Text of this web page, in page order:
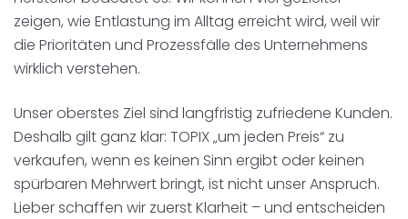
zeigen, wie Entlastung im Alltag erreicht wird, weil wir
die Prioritäten und Prozessfälle des Unternehmens
wirklich verstehen.
Unser oberstes Ziel sind langfristig zufriedene Kunden.
Deshalb gilt ganz klar: TOPIX „um jeden Preis“ zu
verkaufen, wenn es keinen Sinn ergibt oder keinen
spürbaren Mehrwert bringt, ist nicht unser Anspruch.
Lieber schaffen wir zuerst Klarheit – und entscheiden